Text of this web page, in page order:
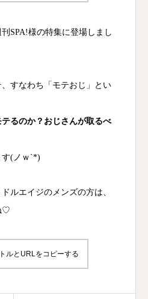
SPA!様の特集に登場しまし
すなわち「モテおじ」とい
るのか？おじさんが取るべ
す(ノｗ`*)
ルエイジのメンズの方は、
♡
ルとURLをコピーする